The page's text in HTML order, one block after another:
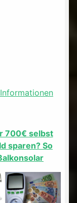
700€ selbst
sparen? So